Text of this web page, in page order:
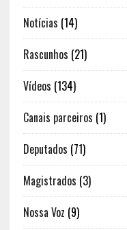
Notícias (14)
Rascunhos (21)
Vídeos (134)
Canais parceiros (1)
Deputados (71)
Magistrados (3)
Nossa Voz (9)